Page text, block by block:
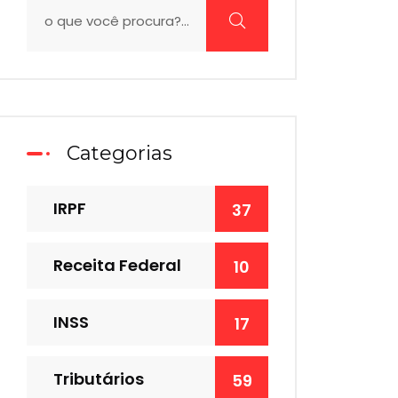
Categorias
IRPF 37
Receita Federal 10
INSS 17
Tributários 59